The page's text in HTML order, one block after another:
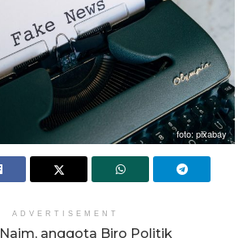
foto: pixabay
ADVERTISEMENT
Naim, anggota Biro Politik